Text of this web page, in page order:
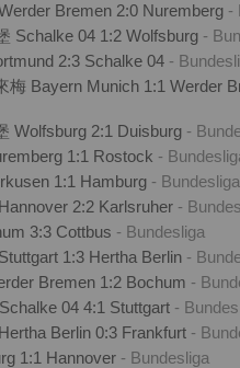
Bremen 2:0 Nuremberg -
Schalke 04 1:2 Wolfsburg -
2:3 Schalke 04 -
梅 Bayern Munich 1:1 Werder
Wolfsburg 2:1 Duisburg -
1:1 Rostock -
1:1 Hamburg - Bundesliga
2:2 Karlsruher -
3:3 Cottbus - Bundesliga
1:3 Hertha Berlin -
Bremen 1:2 Bochum -
04 4:1 Stuttgart -
Berlin 0:3 Frankfurt -
1:1 Hannover - Bundesliga